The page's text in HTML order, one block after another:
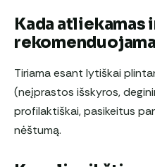
Kada atliekamas
Tiriama esant lytiškai
(neįprastos išskyros,
profilaktiškai, pasikeitus
nėštumą.